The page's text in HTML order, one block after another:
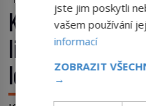
Kufr, který se
lidé čekají na
let?
jste jim poskytli
vašem používání
informací
ZOBRAZIT
→